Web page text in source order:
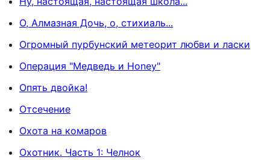
О, Алмазная Дочь, о, стихиаль...
Огромный пурбунский метеорит любви и ласки
Операция "Медведь и Honey"
Опять двойка!
Отсечение
Охота на комаров
Охотник. Часть 1: Челнок